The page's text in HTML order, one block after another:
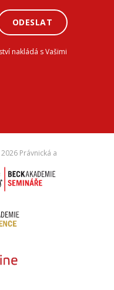
ODESLAT
nakládá s Vašimi
2026 Právnická a